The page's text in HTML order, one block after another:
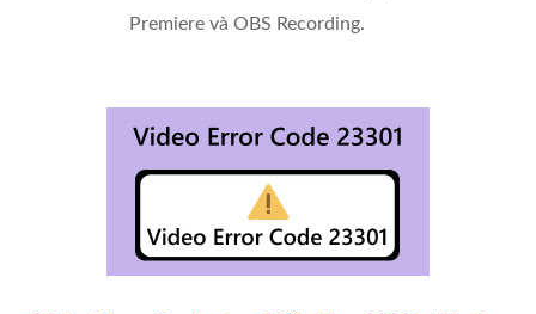
Premiere và OBS Recording.